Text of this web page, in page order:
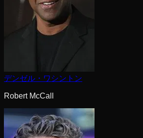
デンゼル・ワシントン
Robert McCall